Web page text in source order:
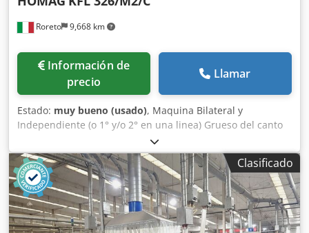
Roreto 9,668 km
Información de
precio
Llamar
Estado: muy bueno (usado), Maquina Bilateral y
Independiente (o 1° y/o 2° en una linea) Grueso del canto
en rollo (Min/Max) mm 0,3 / 3 Grosor tableros/paneles
(min/max) mm 12 - 40 Anchura de trabajo (min/max) mm
250 / 2500 Mando /Software Power Control 22 /
woodCommander Velocitad variable de avance (m/min) 15
- 35 Cabinas de proteccion y insonorisacion Levas de tope
escamotables, distancia (mm) 1000 PARTE
ESCUADRADORA-PERFILADORA (por cada lado):
Clasificado